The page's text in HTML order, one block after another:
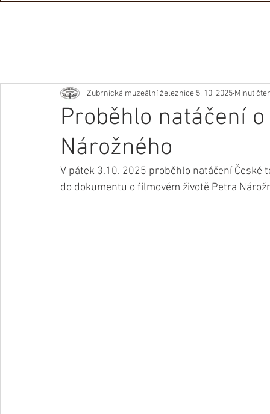
Proběhlo natáčení
Nárožného
Zubrnická muzeální železnice 5. 10. 2025 Minut
V pátek 3.10. 2025 proběhlo natáčení
do dokumentu o filmovém životě Petra